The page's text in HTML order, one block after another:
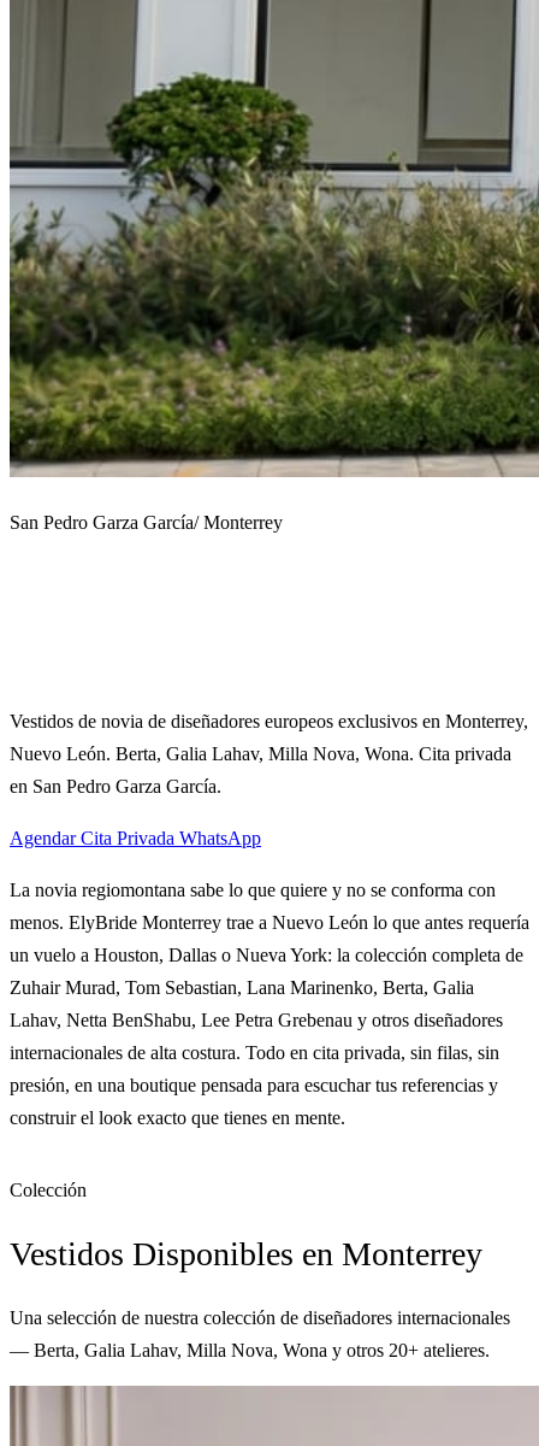
San Pedro Garza García/ Monterrey
Vestidos de novia de diseñadores europeos exclusivos en Monterrey,
Nuevo León. Berta, Galia Lahav, Milla Nova, Wona. Cita privada
en San Pedro Garza García.
Agendar Cita Privada WhatsApp
La novia regiomontana sabe lo que quiere y no se conforma con
menos. ElyBride Monterrey trae a Nuevo León lo que antes requería
un vuelo a Houston, Dallas o Nueva York: la colección completa de
Zuhair Murad, Tom Sebastian, Lana Marinenko, Berta, Galia
Lahav, Netta BenShabu, Lee Petra Grebenau y otros diseñadores
internacionales de alta costura. Todo en cita privada, sin filas, sin
presión, en una boutique pensada para escuchar tus referencias y
construir el look exacto que tienes en mente.
Colección
Vestidos Disponibles en Monterrey
Una selección de nuestra colección de diseñadores internacionales
— Berta, Galia Lahav, Milla Nova, Wona y otros 20+ atelieres.